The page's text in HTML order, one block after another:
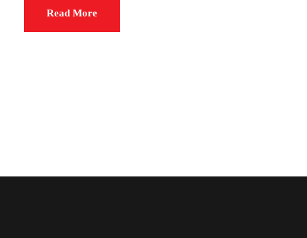
Read More